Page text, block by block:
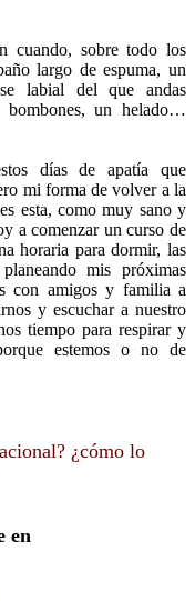
cuando, sobre todo los
largo de espuma, un
labial del que andas
bombones, un helado…
días de apatía que
mi forma de volver a la
esta, como muy sano y
a comenzar un curso de
horaria para dormir, las
mis próximas
con amigos y familia a
y escuchar a nuestro
tiempo para respirar y
estemos o no de
¿cómo lo
en